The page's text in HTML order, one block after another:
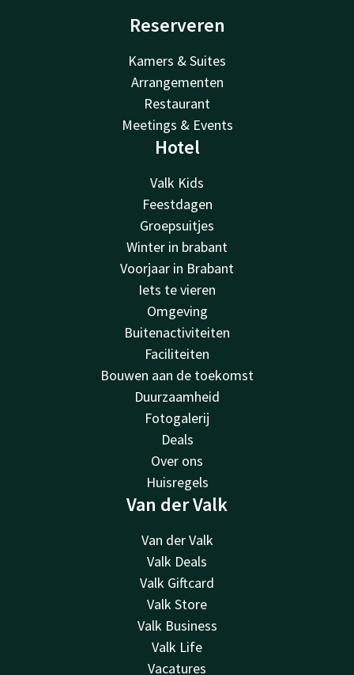
Reserveren
Kamers & Suites
Arrangementen
Restaurant
Meetings & Events
Hotel
Valk Kids
Feestdagen
Groepsuitjes
Winter in brabant
Voorjaar in Brabant
Iets te vieren
Omgeving
Buitenactiviteiten
Faciliteiten
Bouwen aan de toekomst
Duurzaamheid
Fotogalerij
Deals
Over ons
Huisregels
Van der Valk
Van der Valk
Valk Deals
Valk Giftcard
Valk Store
Valk Business
Valk Life
Vacatures